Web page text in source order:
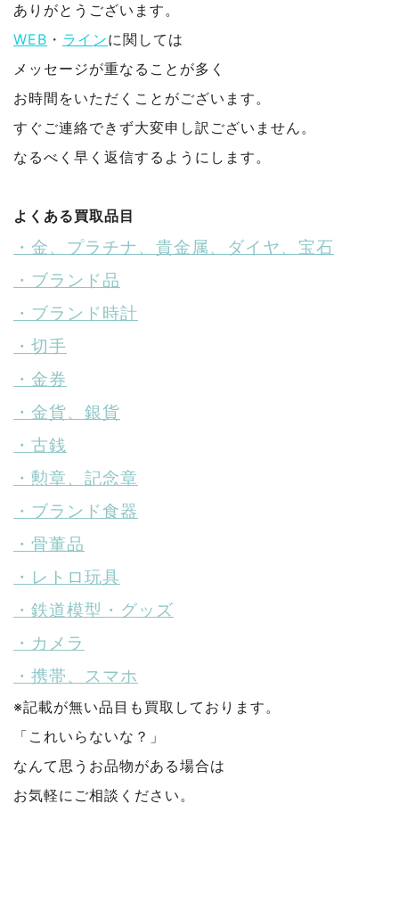
ありがとうございます。
WEB ・ ラインに関しては
メッセージが重なることが多く
お時間をいただくことがございます。
すぐご連絡できず大変申し訳ございません。
なるべく早く返信するようにします。
よくある買取品目
・金、プラチナ、貴金属、ダイヤ、宝石
・ブランド品
・ブランド時計
・切手
・金券
・金貨、銀貨
・古銭
・勲章、記念章
・ブランド食器
・骨董品
・レトロ玩具
・鉄道模型・グッズ
・カメラ
・携帯、スマホ
※記載が無い品目も買取しております。
「これいらないな？」
なんて思うお品物がある場合は
お気軽にご相談ください。